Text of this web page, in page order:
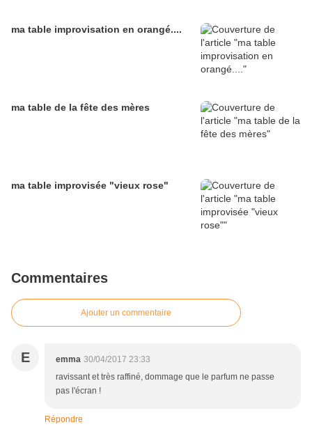
ma table improvisation en orangé....
ma table de la fête des mères
ma table improvisée "vieux rose"
Commentaires
Ajouter un commentaire
E emma 30/04/2017 23:33
ravissant et très raffiné, dommage que le parfum ne passe
pas l'écran !
Répondre